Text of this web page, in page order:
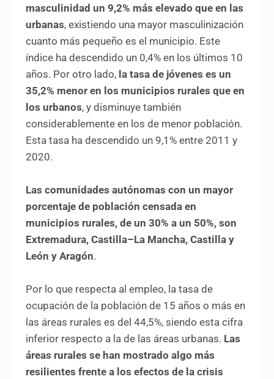
masculinidad un 9,2% más elevado que en las
urbanas, existiendo una mayor masculinización
cuanto más pequeño es el municipio. Este
índice ha descendido un 0,4% en los últimos 10
años. Por otro lado, la tasa de jóvenes es un
35,2% menor en los municipios rurales que en
los urbanos, y disminuye también
considerablemente en los de menor población.
Esta tasa ha descendido un 9,1% entre 2011 y
2020.
Las comunidades autónomas con un mayor
porcentaje de población censada en
municipios rurales, de un 30% a un 50%, son
Extremadura, Castilla–La Mancha, Castilla y
León y Aragón.
Por lo que respecta al empleo, la tasa de
ocupación de la población de 15 años o más en
las áreas rurales es del 44,5%, siendo esta cifra
inferior respecto a la de las áreas urbanas. Las
áreas rurales se han mostrado algo más
resilientes frente a los efectos de la crisis